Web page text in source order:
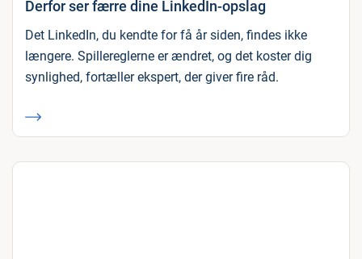
Derfor ser færre dine LinkedIn-opslag
Det LinkedIn, du kendte for få år siden, findes ikke
længere. Spillereglerne er ændret, og det koster dig
synlighed, fortæller ekspert, der giver fire råd.